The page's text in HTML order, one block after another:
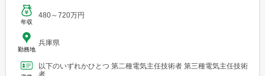
年収
480～720万円
勤務地
兵庫県
以下のいずれかひとつ 第二種電気主任技術者 第三種電気主任技術
者